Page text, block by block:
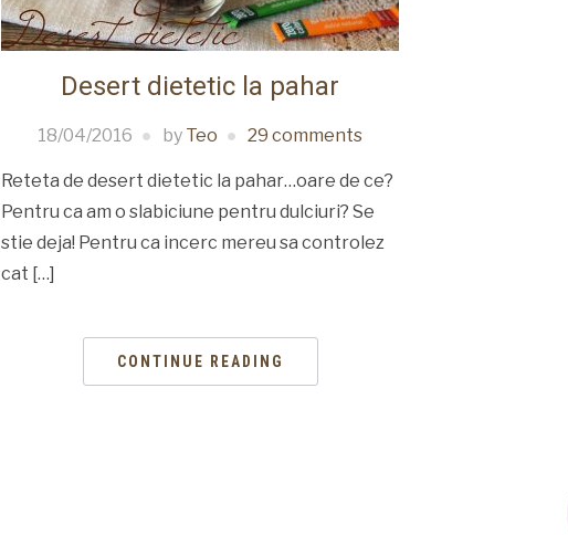
Desert dietetic la pahar
18/04/2016 by Teo 29 comments
Reteta de desert dietetic la pahar…oare de ce?
Pentru ca am o slabiciune pentru dulciuri? Se
stie deja! Pentru ca incerc mereu sa controlez
cat […]
CONTINUE READING